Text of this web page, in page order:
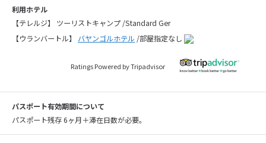
利用ホテル
【テレルジ】 ツーリストキャンプ /Standard Ger
【ウランバートル】 バヤンゴルホテル /部屋指定なし
Ratings Powered by Tripadvisor
パスポート有効期間について
パスポート残存 6ヶ月＋滞在日数が必要。